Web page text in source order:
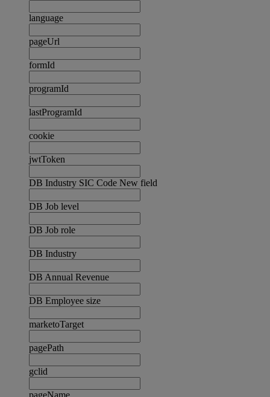
language
pageUrl
formId
programId
lastProgramId
cookie
jwtToken
DB Industry SIC Code New field
DB Job level
DB Job role
DB Industry
DB Annual Revenue
DB Employee size
marketoTarget
pagePath
gclid
pageName